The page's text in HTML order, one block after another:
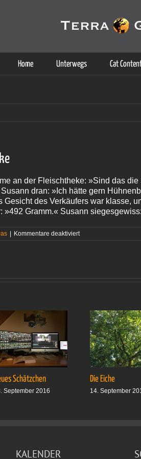
Home Unterwegs Cat
an der Fleischtheke: »Sind das
dran: »Ich hätte gern
Gesicht des Verkäufers war klasse,
»492 Gramm.« Susann
| Kommentare deaktiviertfür
Schätzchen
September 2016
Die Eiche
14. September
KALENDER
der Dienste. Durch die Nutzung
Weitere